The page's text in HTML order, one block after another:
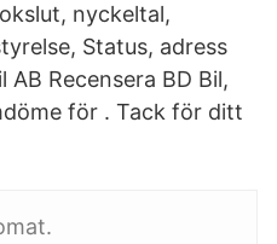
nyckeltal,
Status, adress
Recensera BD Bil,
för . Tack för ditt